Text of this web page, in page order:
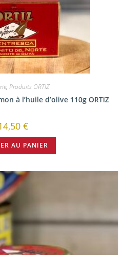
, Produits ORTIZ
à l’huile d’olive 110g ORTIZ
€
AU PANIER